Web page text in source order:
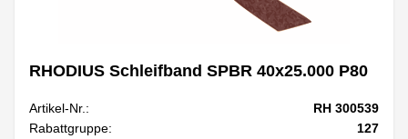
RHODIUS Schleifband SPBR 40x25.000 P80
Artikel-Nr.:
RH 300539
Rabattgruppe:
127